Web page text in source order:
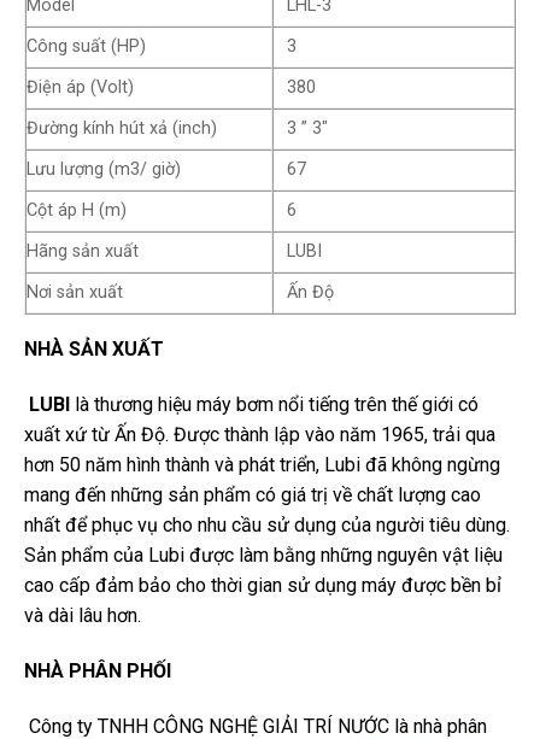
Model
LHL-3
Công suất (HP)
3
Điện áp (Volt)
380
Đường kính hút xả (inch)
3 ” 3″
Lưu lượng (m3/ giờ)
67
Cột áp H (m)
6
Hãng sản xuất
LUBI
Nơi sản xuất
Ấn Độ
NHÀ SẢN XUẤT
LUBI là thương hiệu máy bơm nổi tiếng trên thế giới có
xuất xứ từ Ấn Độ. Được thành lập vào năm 1965, trải qua
hơn 50 năm hình thành và phát triển, Lubi đã không ngừng
mang đến những sản phẩm có giá trị về chất lượng cao
nhất để phục vụ cho nhu cầu sử dụng của người tiêu dùng.
Sản phẩm của Lubi được làm bằng những nguyên vật liệu
cao cấp đảm bảo cho thời gian sử dụng máy được bền bỉ
và dài lâu hơn.
NHÀ PHÂN PHỐI
Công ty TNHH CÔNG NGHỆ GIẢI TRÍ NƯỚC là nhà phân